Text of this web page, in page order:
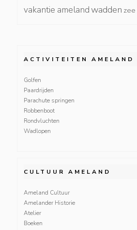
vakantie amelandwadden zee
ACTIVITEITEN AMELAND
Golfen
Paardrijden
Parachute springen
Robbenboot
Rondvluchten
Wadlopen
CULTUUR AMELAND
Ameland Cultuur
Amelander Historie
Atelier
Boeken